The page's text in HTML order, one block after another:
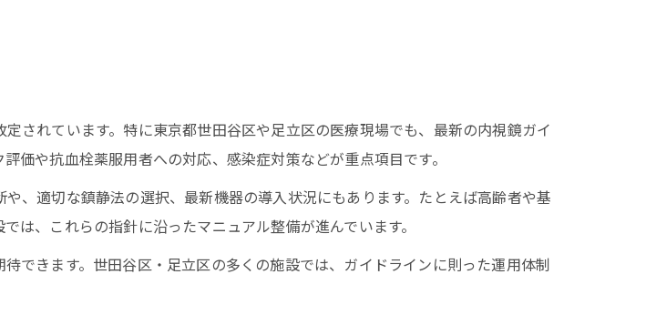
る2025年基準の変化とは
視鏡ガイドラインの注目点
内視鏡検査の安全性と対応
による内視鏡運用の要素
準の内視鏡検査比較
されています。特に東京都世田谷区や足立区の医療現場でも、最新の内視鏡ガイ
価や抗血栓薬服用者への対応、感染症対策などが重点項目です。
、適切な鎮静法の選択、最新機器の導入状況にもあります。たとえば高齢者や基
は、これらの指針に沿ったマニュアル整備が進んでいます。
できます。世田谷区・足立区の多くの施設では、ガイドラインに則った運用体制